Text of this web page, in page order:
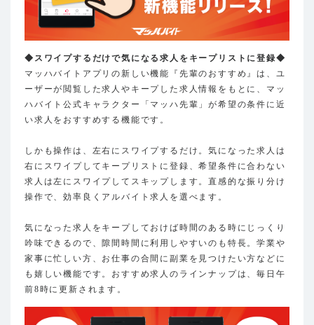
◆スワイプするだけで気になる求人をキープリストに登録◆
マッハバイトアプリの新しい機能『先輩のおすすめ』は、ユ
ーザーが閲覧した求人やキープした求人情報をもとに、マッ
ハバイト公式キャラクター「マッハ先輩」が希望の条件に近
い求人をおすすめする機能です。
しかも操作は、左右にスワイプするだけ。気になった求人は
右にスワイプしてキープリストに登録、希望条件に合わない
求人は左にスワイプしてスキップします。直感的な振り分け
操作で、効率良くアルバイト求人を選べます。
気になった求人をキープしておけば時間のある時にじっくり
吟味できるので、隙間時間に利用しやすいのも特長。学業や
家事に忙しい方、お仕事の合間に副業を見つけたい方などに
も嬉しい機能です。おすすめ求人のラインナップは、毎日午
前8時に更新されます。